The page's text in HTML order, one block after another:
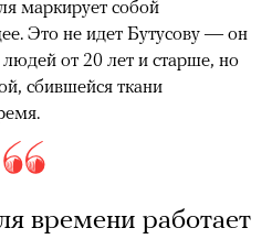
маркирует собой
Это не идет Бутусову — он
от 20 лет и старше, но
сбившейся ткани
времени работает